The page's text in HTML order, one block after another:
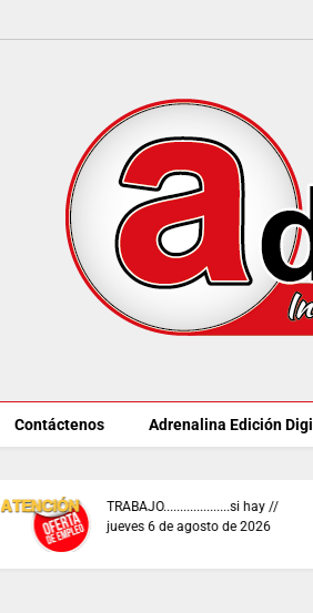
Contáctenos Adrenalina Edición
interactivo
recaudo de